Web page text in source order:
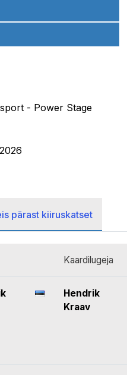
- Power Stage
pärast kiiruskatset
Kaardilugeja
Hendrik
Kraav